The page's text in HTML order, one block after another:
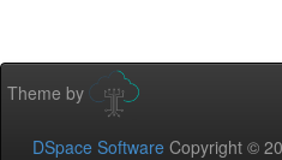
Theme by
DSpace Software Copyright ©